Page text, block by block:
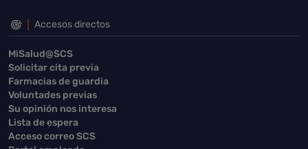
Accesos directos
MiSalud@SCS
Solicitar cita previa
Farmacias de guardia
Voluntades previas
Su opinión nos interesa
Lista de espera
Acceso correo SCS